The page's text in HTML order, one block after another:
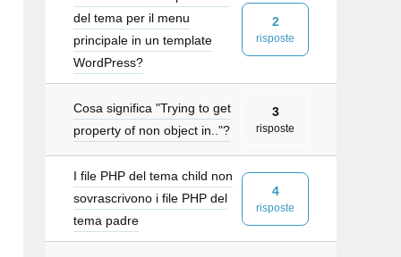
del tema per il menu
principale in un template
WordPress?
2
risposte
Cosa significa "Trying to get
property of non object in.."?
3
risposte
I file PHP del tema child non
sovrascrivono i file PHP del
tema padre
4
risposte